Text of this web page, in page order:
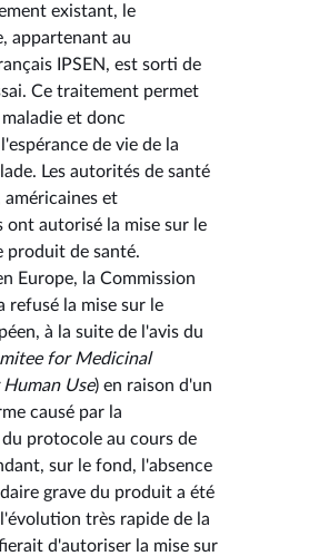
existant, le
appartenant au
IPSEN, est sorti de
Ce traitement permet
et donc
de vie de la
Les autorités de santé
américaines et
ont autorisé la mise sur le
produit de santé.
Europe, la Commission
refusé la mise sur le
à la suite de l'avis du
for Medicinal
Use) en raison d'un
causé par la
protocole au cours de
sur le fond, l'absence
grave du produit a été
très rapide de la
d'autoriser la mise sur